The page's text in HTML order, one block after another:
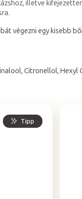
Tipp
illetve
végezni egy kisebb
Citronellol, Hexyl